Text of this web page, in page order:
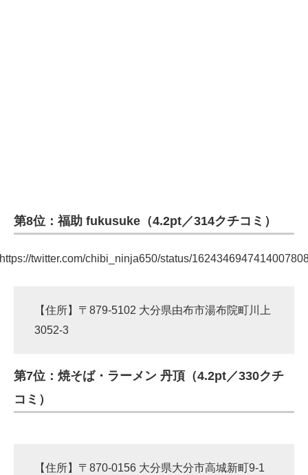
第8位：福助 fukusuke（4.2pt／314クチコミ）
twitter.com/chibi_ninja650/status/
【住所】〒879-5102 大分県由布市湯布院町川上
3052-3
第7位：焼そば・ラーメン 丹頂（4.2pt／330クチ
コミ）
【住所】〒870-0156 大分県大分市高城新町9-1